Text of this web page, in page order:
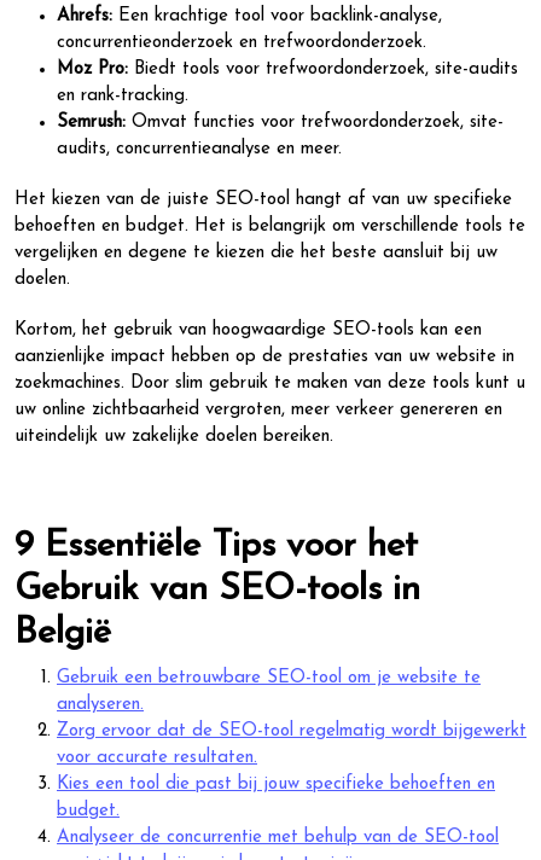
Ahrefs: Een krachtige tool voor backlink-analyse,
concurrentieonderzoek en trefwoordonderzoek.
Moz Pro: Biedt tools voor trefwoordonderzoek, site-audits
en rank-tracking.
Semrush: Omvat functies voor trefwoordonderzoek, site-
audits, concurrentieanalyse en meer.
Het kiezen van de juiste SEO-tool hangt af van uw specifieke
behoeften en budget. Het is belangrijk om verschillende tools te
vergelijken en degene te kiezen die het beste aansluit bij uw
doelen.
Kortom, het gebruik van hoogwaardige SEO-tools kan een
aanzienlijke impact hebben op de prestaties van uw website in
zoekmachines. Door slim gebruik te maken van deze tools kunt u
uw online zichtbaarheid vergroten, meer verkeer genereren en
uiteindelijk uw zakelijke doelen bereiken.
9 Essentiële Tips voor het
Gebruik van SEO-tools in
België
Gebruik een betrouwbare SEO-tool om je website te
analyseren.
Zorg ervoor dat de SEO-tool regelmatig wordt bijgewerkt
voor accurate resultaten.
Kies een tool die past bij jouw specifieke behoeften en
budget.
Analyseer de concurrentie met behulp van de SEO-tool